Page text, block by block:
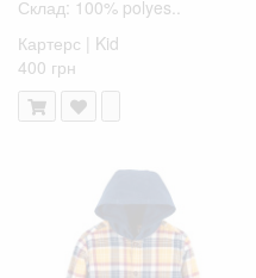
Склад: 100% polyes..
Картерс | Kid
400 грн